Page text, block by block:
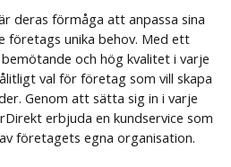
deras förmåga att anpassa sina
unika behov. Med ett
och hög kvalitet i varje
val för företag som vill skapa
Genom att sätta sig in i varje
erbjuda en kundservice som
företagets egna organisation.